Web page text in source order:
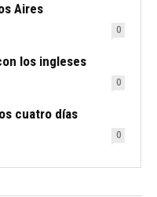
Aires
0
los ingleses
0
cuatro días
0